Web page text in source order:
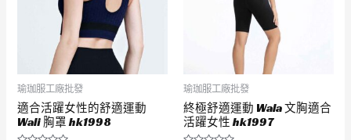
瑜珈服工廠批發
適合活躍女性的舒適運動
Wali 胸罩 hk1998
瑜珈服工廠批發
終極舒適運動 Wala 文胸適合
活躍女性 hk1997